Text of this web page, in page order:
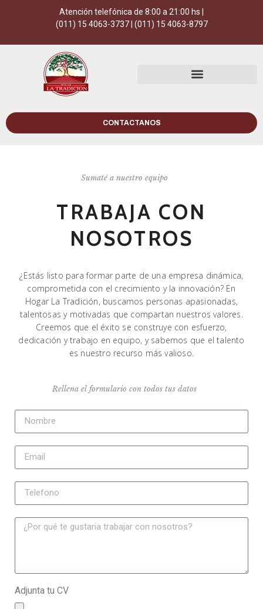
Atención telefónica de 8:00 a 21:00 hs |
(011) 15 4063-3737 | (011) 15 4063-8797
CONTACTANOS
Sumaté a nuestro equipo
TRABAJA CON
NOSOTROS
¿Estás listo para formar parte de una empresa dinámica,
comprometida con el crecimiento y la innovación? En
Hogar La Tradición, buscamos personas apasionadas,
talentosas y motivadas que compartan nuestros valores.
Creemos que el éxito se construye con esfuerzo,
dedicación y trabajo en equipo, y sabemos que el talento
es nuestro recurso más valioso.
Rellena el formulario con todos tus datos
Adjunta tu CV